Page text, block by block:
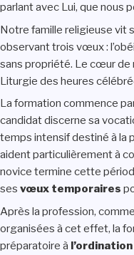
parlant avec Lui, que nous
Notre famille religieuse vit
observant trois vœux :
sans propriété. Le cœur de
Liturgie des heures
La formation commence
candidat discerne sa
temps intensif destiné à la
aident particulièrement à
novice termine cette
ses vœux temporaires
Après la profession,
organisées à cet effet, la
préparatoire à